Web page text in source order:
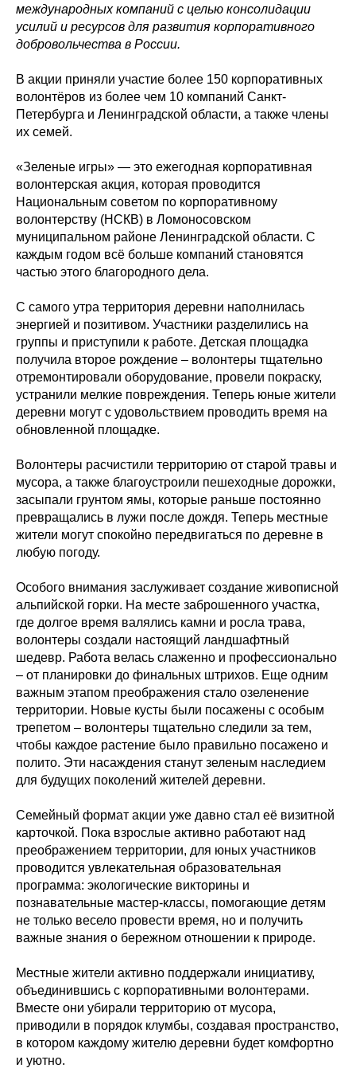
международных компаний с целью консолидации
усилий и ресурсов для развития корпоративного
добровольчества в России.
В акции приняли участие более 150 корпоративных
волонтёров из более чем 10 компаний Санкт-
Петербурга и Ленинградской области, а также члены
их семей.
«Зеленые игры» — это ежегодная корпоративная
волонтерская акция, которая проводится
Национальным советом по корпоративному
волонтерству (НСКВ) в Ломоносовском
муниципальном районе Ленинградской области. С
каждым годом всё больше компаний становятся
частью этого благородного дела.
С самого утра территория деревни наполнилась
энергией и позитивом. Участники разделились на
группы и приступили к работе. Детская площадка
получила второе рождение – волонтеры тщательно
отремонтировали оборудование, провели покраску,
устранили мелкие повреждения. Теперь юные жители
деревни могут с удовольствием проводить время на
обновленной площадке.
Волонтеры расчистили территорию от старой травы и
мусора, а также благоустроили пешеходные дорожки,
засыпали грунтом ямы, которые раньше постоянно
превращались в лужи после дождя. Теперь местные
жители могут спокойно передвигаться по деревне в
любую погоду.
Особого внимания заслуживает создание живописной
альпийской горки. На месте заброшенного участка,
где долгое время валялись камни и росла трава,
волонтеры создали настоящий ландшафтный
шедевр. Работа велась слаженно и профессионально
– от планировки до финальных штрихов. Еще одним
важным этапом преображения стало озеленение
территории. Новые кусты были посажены с особым
трепетом – волонтеры тщательно следили за тем,
чтобы каждое растение было правильно посажено и
полито. Эти насаждения станут зеленым наследием
для будущих поколений жителей деревни.
Семейный формат акции уже давно стал её визитной
карточкой. Пока взрослые активно работают над
преображением территории, для юных участников
проводится увлекательная образовательная
программа: экологические викторины и
познавательные мастер-классы, помогающие детям
не только весело провести время, но и получить
важные знания о бережном отношении к природе.
Местные жители активно поддержали инициативу,
объединившись с корпоративными волонтерами.
Вместе они убирали территорию от мусора,
приводили в порядок клумбы, создавая пространство,
в котором каждому жителю деревни будет комфортно
и уютно.